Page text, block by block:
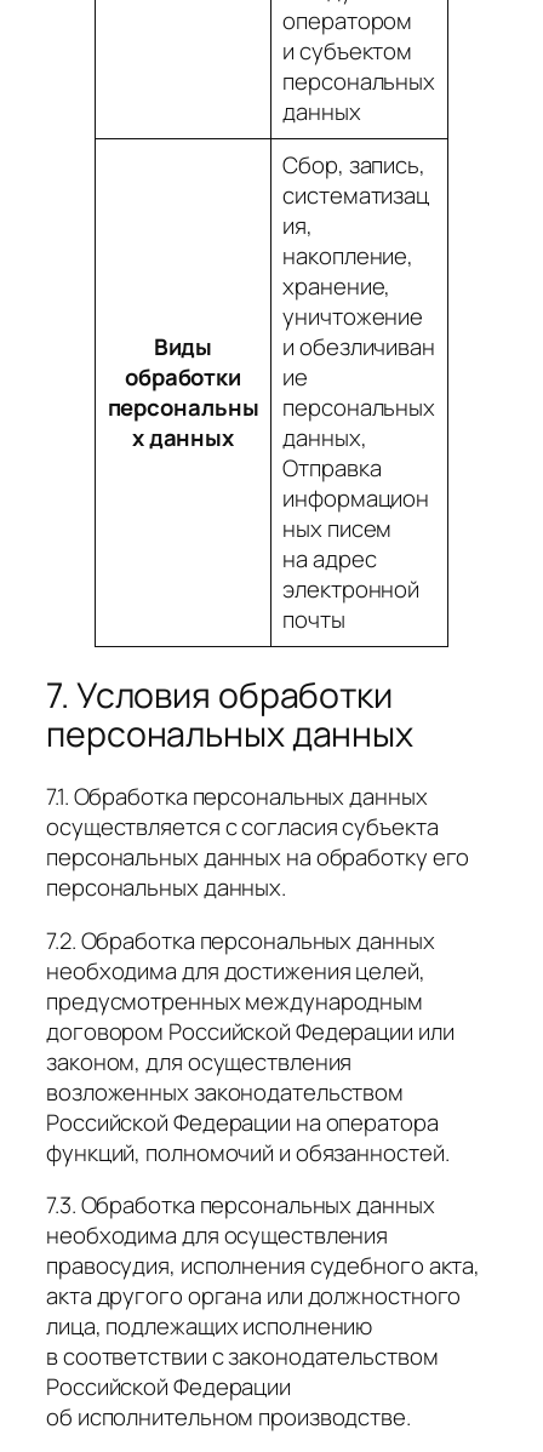
оператором
и субъектом
персональных
данных
Виды
обработки
персональны
х данных
Сбор, запись,
систематизац
ия,
накопление,
хранение,
уничтожение
и обезличиван
ие
персональных
данных,
Отправка
информацион
ных писем
на адрес
электронной
почты
7. Условия обработки
персональных данных
7.1. Обработка персональных данных
осуществляется с согласия субъекта
персональных данных на обработку его
персональных данных.
7.2. Обработка персональных данных
необходима для достижения целей,
предусмотренных международным
договором Российской Федерации или
законом, для осуществления
возложенных законодательством
Российской Федерации на оператора
функций, полномочий и обязанностей.
7.3. Обработка персональных данных
необходима для осуществления
правосудия, исполнения судебного акта,
акта другого органа или должностного
лица, подлежащих исполнению
в соответствии с законодательством
Российской Федерации
об исполнительном производстве.